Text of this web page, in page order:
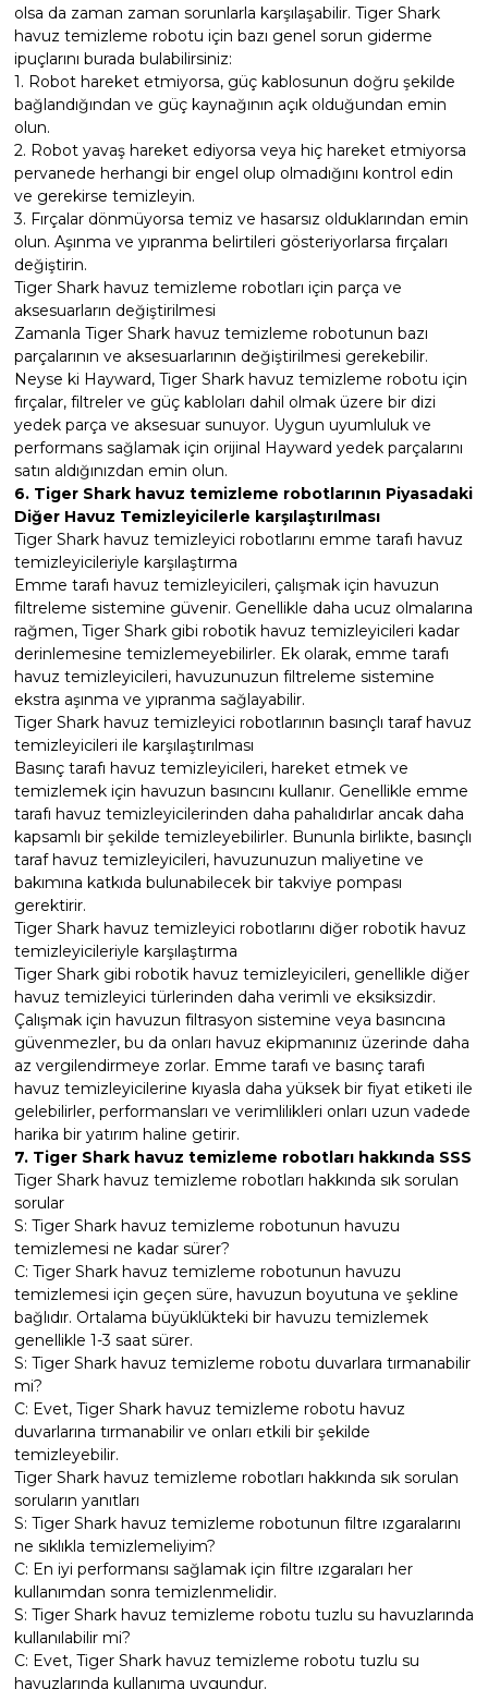
olsa da zaman zaman sorunlarla karşılaşabilir. Tiger Shark
havuz temizleme robotu için bazı genel sorun giderme
ipuçlarını burada bulabilirsiniz:
1. Robot hareket etmiyorsa, güç kablosunun doğru şekilde
bağlandığından ve güç kaynağının açık olduğundan emin
olun.
2. Robot yavaş hareket ediyorsa veya hiç hareket etmiyorsa
pervanede herhangi bir engel olup olmadığını kontrol edin
ve gerekirse temizleyin.
3. Fırçalar dönmüyorsa temiz ve hasarsız olduklarından emin
olun. Aşınma ve yıpranma belirtileri gösteriyorlarsa fırçaları
değiştirin.
Tiger Shark havuz temizleme robotları için parça ve
aksesuarların değiştirilmesi
Zamanla Tiger Shark havuz temizleme robotunun bazı
parçalarının ve aksesuarlarının değiştirilmesi gerekebilir.
Neyse ki Hayward, Tiger Shark havuz temizleme robotu için
fırçalar, filtreler ve güç kabloları dahil olmak üzere bir dizi
yedek parça ve aksesuar sunuyor. Uygun uyumluluk ve
performans sağlamak için orijinal Hayward yedek parçalarını
satın aldığınızdan emin olun.
6. Tiger Shark havuz temizleme robotlarının Piyasadaki
Diğer Havuz Temizleyicilerle karşılaştırılması
Tiger Shark havuz temizleyici robotlarını emme tarafı havuz
temizleyicileriyle karşılaştırma
Emme tarafı havuz temizleyicileri, çalışmak için havuzun
filtreleme sistemine güvenir. Genellikle daha ucuz olmalarına
rağmen, Tiger Shark gibi robotik havuz temizleyicileri kadar
derinlemesine temizlemeyebilirler. Ek olarak, emme tarafı
havuz temizleyicileri, havuzunuzun filtreleme sistemine
ekstra aşınma ve yıpranma sağlayabilir.
Tiger Shark havuz temizleyici robotlarının basınçlı taraf havuz
temizleyicileri ile karşılaştırılması
Basınç tarafı havuz temizleyicileri, hareket etmek ve
temizlemek için havuzun basıncını kullanır. Genellikle emme
tarafı havuz temizleyicilerinden daha pahalıdırlar ancak daha
kapsamlı bir şekilde temizleyebilirler. Bununla birlikte, basınçlı
taraf havuz temizleyicileri, havuzunuzun maliyetine ve
bakımına katkıda bulunabilecek bir takviye pompası
gerektirir.
Tiger Shark havuz temizleyici robotlarını diğer robotik havuz
temizleyicileriyle karşılaştırma
Tiger Shark gibi robotik havuz temizleyicileri, genellikle diğer
havuz temizleyici türlerinden daha verimli ve eksiksizdir.
Çalışmak için havuzun filtrasyon sistemine veya basıncına
güvenmezler, bu da onları havuz ekipmanınız üzerinde daha
az vergilendirmeye zorlar. Emme tarafı ve basınç tarafı
havuz temizleyicilerine kıyasla daha yüksek bir fiyat etiketi ile
gelebilirler, performansları ve verimlilikleri onları uzun vadede
harika bir yatırım haline getirir.
7. Tiger Shark havuz temizleme robotları hakkında SSS
Tiger Shark havuz temizleme robotları hakkında sık sorulan
sorular
S: Tiger Shark havuz temizleme robotunun havuzu
temizlemesi ne kadar sürer?
C: Tiger Shark havuz temizleme robotunun havuzu
temizlemesi için geçen süre, havuzun boyutuna ve şekline
bağlıdır. Ortalama büyüklükteki bir havuzu temizlemek
genellikle 1-3 saat sürer.
S: Tiger Shark havuz temizleme robotu duvarlara tırmanabilir
mi?
C: Evet, Tiger Shark havuz temizleme robotu havuz
duvarlarına tırmanabilir ve onları etkili bir şekilde
temizleyebilir.
Tiger Shark havuz temizleme robotları hakkında sık sorulan
soruların yanıtları
S: Tiger Shark havuz temizleme robotunun filtre ızgaralarını
ne sıklıkla temizlemeliyim?
C: En iyi performansı sağlamak için filtre ızgaraları her
kullanımdan sonra temizlenmelidir.
S: Tiger Shark havuz temizleme robotu tuzlu su havuzlarında
kullanılabilir mi?
C: Evet, Tiger Shark havuz temizleme robotu tuzlu su
havuzlarında kullanıma uygundur.